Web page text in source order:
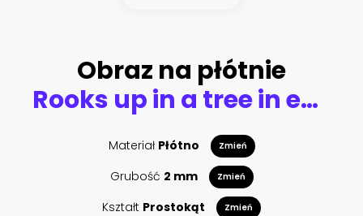
Obraz na płótnie
Rooks up in a tree in early spring
Materiał Płótno Zmień
Grubość 2 mm Zmień
Kształt Prostokąt Zmień